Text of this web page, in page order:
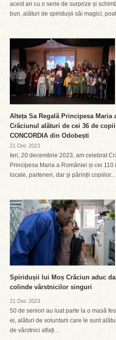
acest an cu o serie de surprize și
bun, alături de spiridușii săi magici,
Alteța Sa Regală Principesa Maria
Crăciunul alături de cei 36 de
CONCORDIA din Odobești
21 Dec 2023
Ieri, 20 decembrie 2023, am celebrat
Principesa Maria a României și cei
locale, parteneri, dar și părinții copiilor...
Spiridușii lui Moș Crăciun aduc
colinde vârstnicilor singuri
21 Dec 2023
50 de seniori au luat parte la o masă
ei, alături de voluntarii care le sunt
de vârstnici aflați...